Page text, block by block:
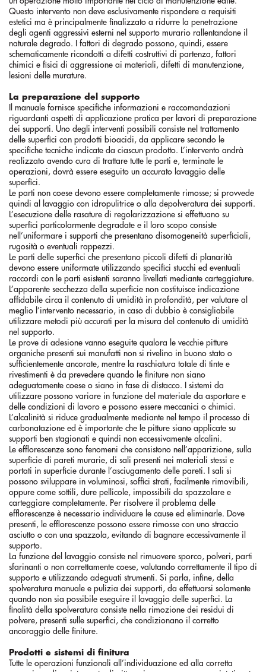
Questo intervento non deve esclusivamente rispondere a requisiti
estetici ma è principalmente finalizzato a ridurre la penetrazione
degli agenti aggressivi esterni nel supporto murario rallentandone il
naturale degrado. I fattori di degrado possono, quindi, essere
schematicamente ricondotti a difetti costruttivi di partenza, fattori
chimici e fisici di aggressione ai materiali, difetti di manutenzione,
lesioni delle murature.
La preparazione del supporto
Il manuale fornisce specifiche informazioni e raccomandazioni
riguardanti aspetti di applicazione pratica per lavori di preparazione
dei supporti. Uno degli interventi possibili consiste nel trattamento
delle superfici con prodotti bioacidi, da applicare secondo le
specifiche tecniche indicate da ciascun prodotto. L’intervento andrà
realizzato avendo cura di trattare tutte le parti e, terminate le
operazioni, dovrà essere eseguito un accurato lavaggio delle
superfici.
Le parti non coese devono essere completamente rimosse; si provvede
quindi al lavaggio con idropulitrice o alla depolveratura dei supporti.
L’esecuzione delle rasature di regolarizzazione si effettuano su
superfici particolarmente degradate e il loro scopo consiste
nell’uniformare i supporti che presentano disomogeneità superficiali,
rugosità o eventuali rappezzi.
Le parti delle superfici che presentano piccoli difetti di planarità
devono essere uniformate utilizzando specifici stucchi ed eventuali
raccordi con le parti esistenti saranno livellati mediante carteggiature.
L’apparente secchezza della superficie non costituisce indicazione
affidabile circa il contenuto di umidità in profondità, per valutare al
meglio l’intervento necessario, in caso di dubbio è consigliabile
utilizzare metodi più accurati per la misura del contenuto di umidità
nel supporto.
Le prove di adesione vanno eseguite qualora le vecchie pitture
organiche presenti sui manufatti non si rivelino in buono stato o
sufficientemente ancorate, mentre la raschiatura totale di tinte e
rivestimenti è da prevedere quando le finiture non siano
adeguatamente coese o siano in fase di distacco. I sistemi da
utilizzare possono variare in funzione del materiale da asportare e
delle condizioni di lavoro e possono essere meccanici o chimici.
L’alcalinità si riduce gradualmente mediante nel tempo il processo di
carbonatazione ed è importante che le pitture siano applicate su
supporti ben stagionati e quindi non eccessivamente alcalini.
Le efflorescenze sono fenomeni che consistono nell’apparizione, sulla
superficie di pareti murarie, di sali presenti nei materiali stessi e
portati in superficie durante l’asciugamento delle pareti. I sali si
possono sviluppare in voluminosi, soffici strati, facilmente rimovibili,
oppure come sottili, dure pellicole, impossibili da spazzolare e
carteggiare completamente. Per risolvere il problema delle
efflorescenze è necessario individuare le cause ed eliminarle. Dove
presenti, le efflorescenze possono essere rimosse con uno straccio
asciutto o con una spazzola, evitando di bagnare eccessivamente il
supporto.
La funzione del lavaggio consiste nel rimuovere sporco, polveri, parti
sfarinanti o non correttamente coese, valutando correttamente il tipo di
supporto e utilizzando adeguati strumenti. Si parla, infine, della
spolveratura manuale e pulizia dei supporti, da effettuarsi solamente
quando non sia possibile eseguire il lavaggio delle superfici. La
finalità della spolveratura consiste nella rimozione dei residui di
polvere, presenti sulle superfici, che condizionano il corretto
ancoraggio delle finiture.
Prodotti e sistemi di finitura
Tutte le operazioni funzionali all’individuazione ed alla corretta